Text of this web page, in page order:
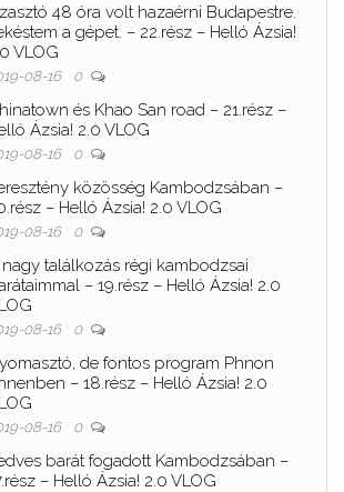
48 óra volt hazaérni Budapestre.
a gépet. – 22.rész – Helló Ázsia!
VLOG
08-16 0
és Khao San road – 21.rész –
Ázsia! 2.0 VLOG
08-16 0
közösség Kambodzsában –
– Helló Ázsia! 2.0 VLOG
08-16 0
találkozás régi kambodzsai
– 19.rész – Helló Ázsia! 2.0
08-16 0
de fontos program Phnon
– 18.rész – Helló Ázsia! 2.0
08-16 0
barát fogadott Kambodzsában –
– Helló Ázsia! 2.0 VLOG